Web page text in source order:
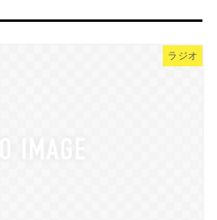
ラジオ